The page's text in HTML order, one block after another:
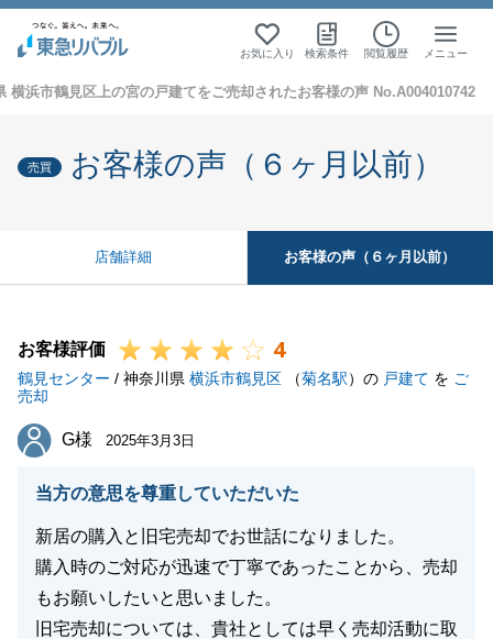
お気に入り 検索条件 閲覧履歴 メニュー
横浜市鶴見区上の宮の戸建てをご売却されたお客様の声 No.A004010742
売買 お客様の声（６ヶ月以前）
店舗詳細 お客様の声（６ヶ月以前）
お客様評価 4
鶴見センター / 神奈川県 横浜市鶴見区 （菊名駅）の 戸建て を ご
売却
G様
G様 2025年3月3日
当方の意思を尊重していただいた
新居の購入と旧宅売却でお世話になりました。
購入時のご対応が迅速で丁寧であったことから、売却
もお願いしたいと思いました。
旧宅売却については、貴社としては早く売却活動に取